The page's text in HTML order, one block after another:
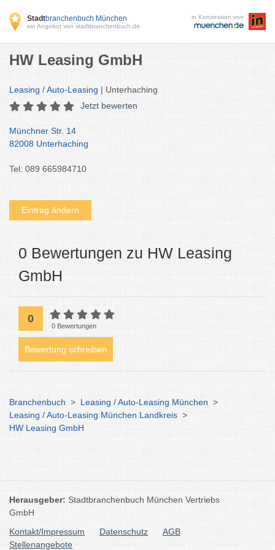
Stadtbranchenbuch München
ein Angebot von stadtbranchenbuch.de
in Konzession von
HW Leasing GmbH
Leasing / Auto-Leasing | Unterhaching
Jetzt bewerten
Münchner Str. 14
82008 Unterhaching
Tel: 089 665984710
Eintrag ändern
0 Bewertungen zu HW Leasing
GmbH
0
0 Bewertungen
Bewertung schreiben
Branchenbuch > Leasing / Auto-Leasing München >
Leasing / Auto-Leasing München Landkreis >
HW Leasing GmbH
Herausgeber: Stadtbranchenbuch München Vertriebs
GmbH
Kontakt/Impressum
Datenschutz
AGB
Stellenangebote